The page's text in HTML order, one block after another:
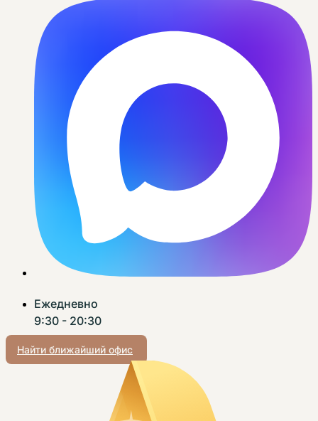
Ежедневно
9:30 - 20:30
Найти ближайший офис